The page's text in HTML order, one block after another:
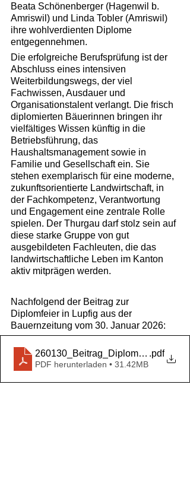
Beata Schönenberger (Hagenwil b.
Amriswil) und Linda Tobler (Amriswil)
ihre wohlverdienten Diplome
entgegennehmen.
Die erfolgreiche Berufsprüfung ist der
Abschluss eines intensiven
Weiterbildungswegs, der viel
Fachwissen, Ausdauer und
Organisationstalent verlangt. Die frisch
diplomierten Bäuerinnen bringen ihr
vielfältiges Wissen künftig in die
Betriebsführung, das
Haushaltsmanagement sowie in
Familie und Gesellschaft ein. Sie
stehen exemplarisch für eine moderne,
zukunftsorientierte Landwirtschaft, in
der Fachkompetenz, Verantwortung
und Engagement eine zentrale Rolle
spielen. Der Thurgau darf stolz sein auf
diese starke Gruppe von gut
ausgebildeten Fachleuten, die das
landwirtschaftliche Leben im Kanton
aktiv mitprägen werden.
Nachfolgend der Beitrag zur
Diplomfeier in Lupfig aus der
Bauernzeitung vom 30. Januar 2026:
.pdf
PDF herunterladen • 31.42MB